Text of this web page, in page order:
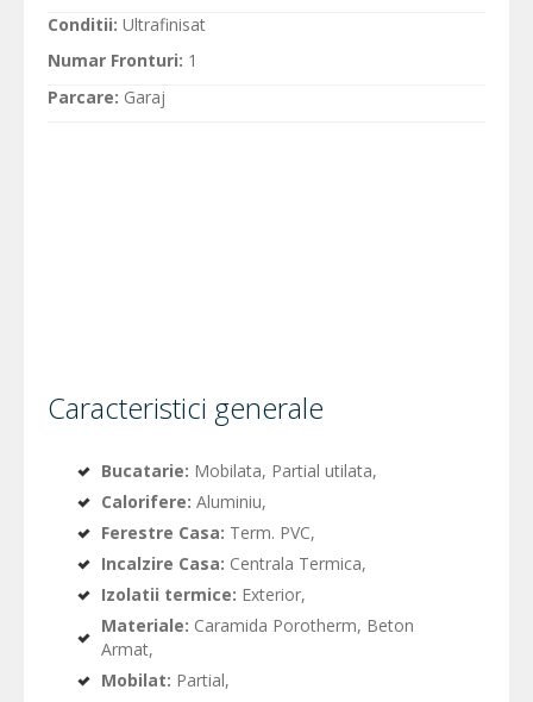
Conditii: Ultrafinisat
Numar Fronturi: 1
Parcare: Garaj
Caracteristici generale
Bucatarie: Mobilata, Partial utilata,
Calorifere: Aluminiu,
Ferestre Casa: Term. PVC,
Incalzire Casa: Centrala Termica,
Izolatii termice: Exterior,
Materiale: Caramida Porotherm, Beton
Armat,
Mobilat: Partial,